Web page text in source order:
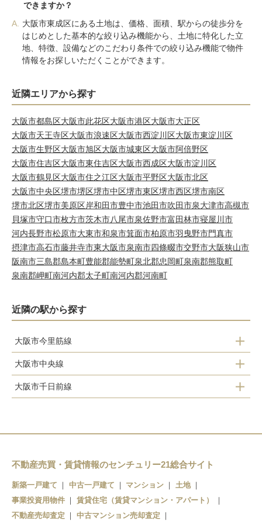
できますか？
A.
大阪市東成区にある土地は、価格、面積、駅からの徒歩分を
はじめとした基本的な絞り込み機能から、土地に特化した立
地、特徴、設備などのこだわり条件での絞り込み機能で物件
情報をお探しいただくことができます。
近隣エリアから探す
大阪市都島区大阪市此花区大阪市港区大阪市大正区
大阪市天王寺区大阪市浪速区大阪市西淀川区大阪市東淀川区
大阪市生野区大阪市旭区大阪市城東区大阪市阿倍野区
大阪市住吉区大阪市東住吉区大阪市西成区大阪市淀川区
大阪市鶴見区大阪市住之江区大阪市平野区大阪市北区
大阪市中央区堺市堺区堺市中区堺市東区堺市西区堺市南区
堺市北区堺市美原区岸和田市豊中市池田市吹田市泉大津市高槻市
貝塚市守口市枚方市茨木市八尾市泉佐野市富田林市寝屋川市
河内長野市松原市大東市和泉市箕面市柏原市羽曳野市門真市
摂津市高石市藤井寺市東大阪市泉南市四條畷市交野市大阪狭山市
阪南市三島郡島本町豊能郡能勢町泉北郡忠岡町泉南郡熊取町
泉南郡岬町南河内郡太子町南河内郡河南町
近隣の駅から探す
大阪市今里筋線
緑橋駅
今里駅
大阪市中央線
緑橋駅
大阪市千日前線
新深江駅
不動産売買・賃貸情報のセンチュリー21総合サイト
新築一戸建て 中古一戸建て マンション
土地
事業投資用物件
賃貸住宅（賃貸マンション・アパート）
不動産売却査定
中古マンション売却査定